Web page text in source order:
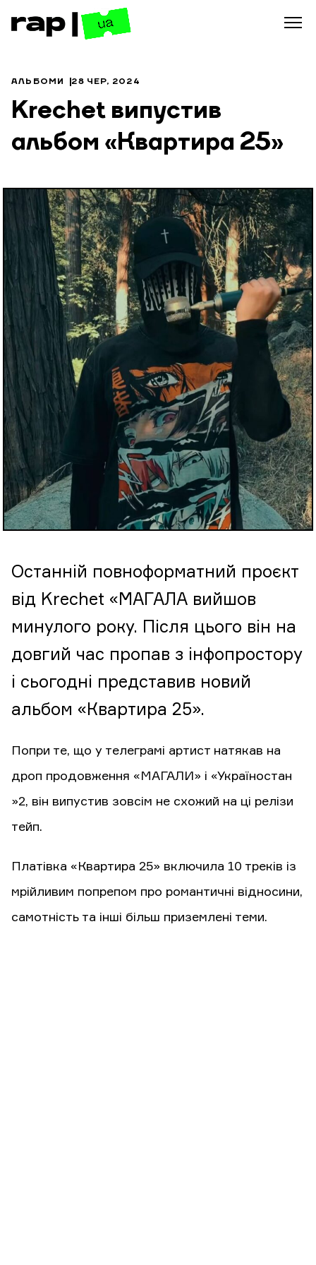
АЛЬБОМИ 28 ЧЕР, 2024
Krechet випустив
альбом «Квартира 25»
Останній повноформатний проєкт
від Krechet «МАГАЛА вийшов
минулого року. Після цього він на
довгий час пропав з інфопростору
і сьогодні представив новий
альбом «Квартира 25».
Попри те, що у телеграмі артист натякав на
дроп продовження «МАГАЛИ» і «Україностан
»2, він випустив зовсім не схожий на ці релізи
тейп.
Платівка «Квартира 25» включила 10 треків із
мрійливим попрепом про романтичні відносини,
самотність та інші більш приземлені теми.